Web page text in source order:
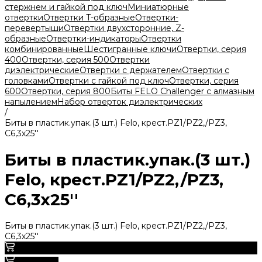
стержнем и гайкой под ключМиниатюрные
отверткиОтвертки T-образныеОтвертки-
перевертышиОтвертки двухсторонние, Z-
образныеОтвертки-индикаторыОтвертки
комбинированныеШестигранные ключиОтвертки, серия
400Отвертки, серия 500Отвертки
диэлектрическиеОтвертки с держателемОтвертки с
головкамиОтвертки с гайкой под ключОтвертки, серия
600Отвертки, серия 800Биты FELO Challenger с алмазным
напылениемНабор отверток диэлектрических
/
Биты в пластик.упак.(3 шт.) Felo, крест.PZ1/PZ2,/PZ3,
С6,3х25''
Биты в пластик.упак.(3 шт.)
Felo, крест.PZ1/PZ2,/PZ3,
С6,3х25''
Биты в пластик.упак.(3 шт.) Felo, крест.PZ1/PZ2,/PZ3,
С6,3х25''